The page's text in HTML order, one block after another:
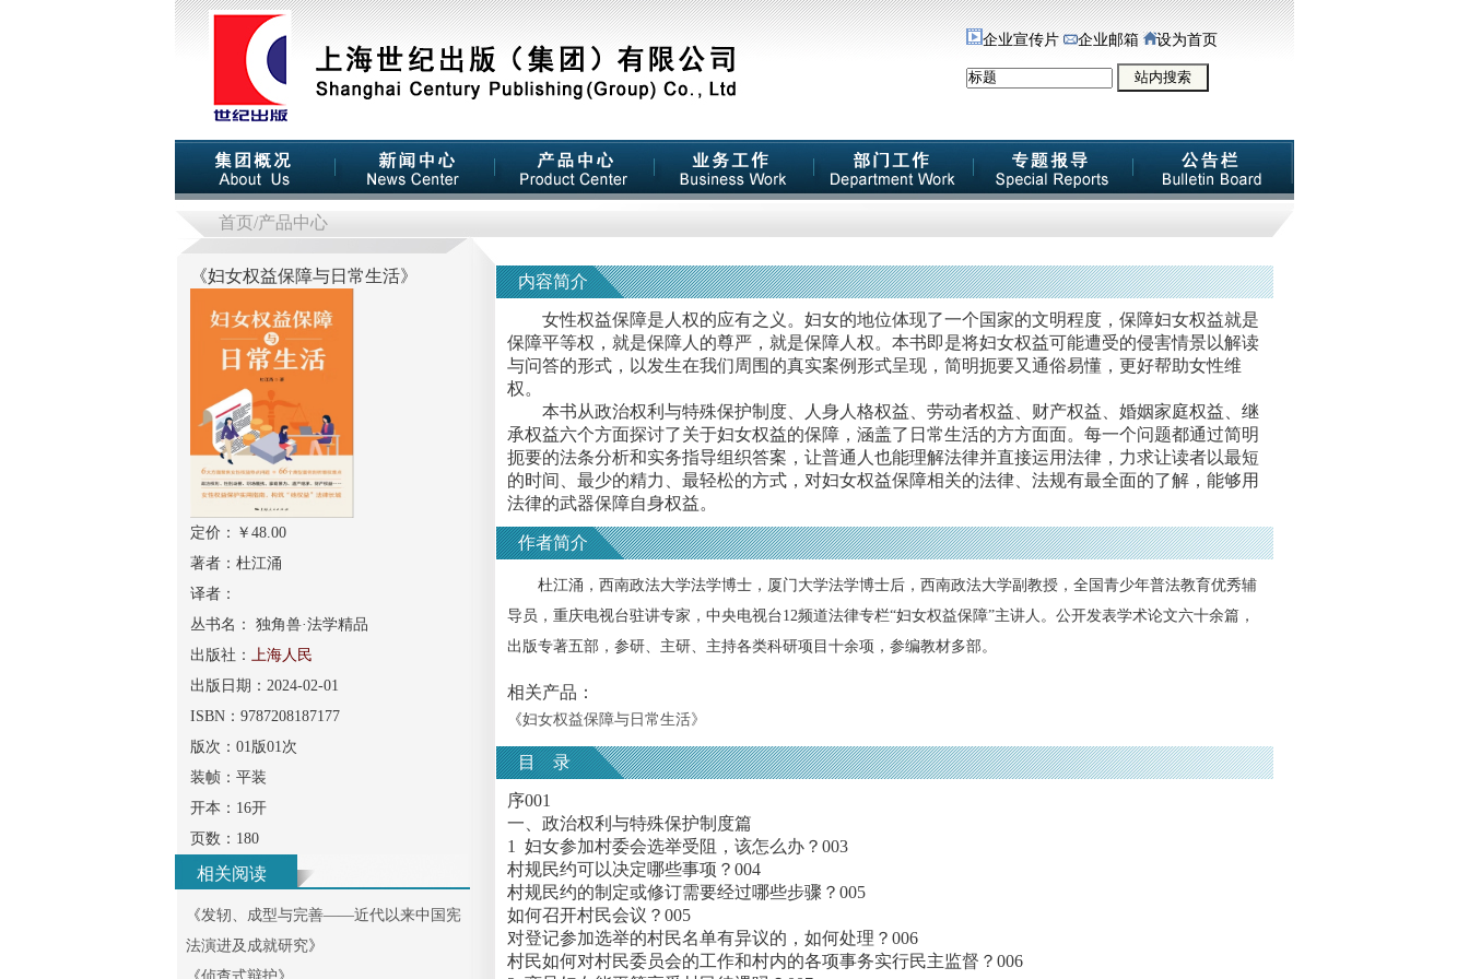
企业宣传片 企业邮箱 设为首页
首页/产品中心
《妇女权益保障与日常生活》
定价：￥ 48.00
著者： 杜江涌
译者：
丛书名： 独角兽·法学精品
出版社： 上海人民
出版日期： 2024-02-01
ISBN： 9787208187177
版次： 01版01次
装帧： 平装
开本： 16开
页数： 180
相关阅读
《发轫、成型与完善——近代以来中国宪
法演进及成就研究》
内容简介
女性权益保障是人权的应有之义。妇女的地位体现了一个国家的文明程度，保障妇女权益就是
保障平等权，就是保障人的尊严，就是保障人权。本书即是将妇女权益可能遭受的侵害情景以解读
与问答的形式，以发生在我们周围的真实案例形式呈现，简明扼要又通俗易懂，更好帮助女性维
权。
本书从政治权利与特殊保护制度、人身人格权益、劳动者权益、财产权益、婚姻家庭权益、继
承权益六个方面探讨了关于妇女权益的保障，涵盖了日常生活的方方面面。每一个问题都通过简明
扼要的法条分析和实务指导组织答案，让普通人也能理解法律并直接运用法律，力求让读者以最短
的时间、最少的精力、最轻松的方式，对妇女权益保障相关的法律、法规有最全面的了解，能够用
法律的武器保障自身权益。
作者简介
杜江涌，西南政法大学法学博士，厦门大学法学博士后，西南政法大学副教授，全国青少年普法教育优秀辅
导员，重庆电视台驻讲专家，中央电视台12频道法律专栏“妇女权益保障”主讲人。公开发表学术论文六十余篇，
出版专著五部，参研、主研、主持各类科研项目十余项，参编教材多部。
相关产品：
《妇女权益保障与日常生活》
目 录
序001
一、政治权利与特殊保护制度篇
1 妇女参加村委会选举受阻，该怎么办？003
村规民约可以决定哪些事项？004
村规民约的制定或修订需要经过哪些步骤？005
如何召开村民会议？005
对登记参加选举的村民名单有异议的，如何处理？006
村民如何对村民委员会的工作和村内的各项事务实行民主监督？006